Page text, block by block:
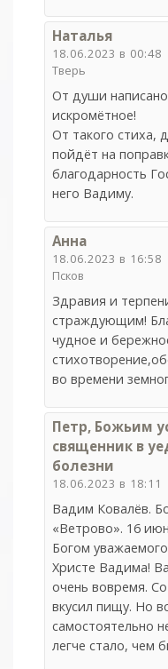
Наталья
18.06.2023 в 00:48
Тверь
От души
искромётное!
От такого стиха,
пойдёт на
благодарность
него Вадиму.
Анна
18.06.2023 в 16:58
Псков
Здравия и
страждующим!
чудное и
во времени
Петр, Божьим
священник в
болезни
18.06.2023 в 18:11
Вадим Ковалёв.
«Ветрово». 16
Богом
Христе Вадима!
очень вовремя.
вкусил пищу. Но
самостоятельно
легче стало, чем